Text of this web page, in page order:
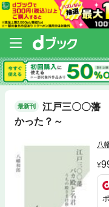
最新刊
江戸三〇〇藩
かった？～
八